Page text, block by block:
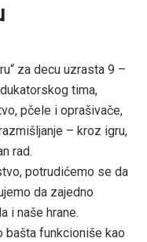
za decu uzrasta 9 –
tima,
pčele i oprašivače,
– kroz igru,
rad.
potrudićemo se da
da zajedno
i naše hrane.
bašta funkcioniše kao